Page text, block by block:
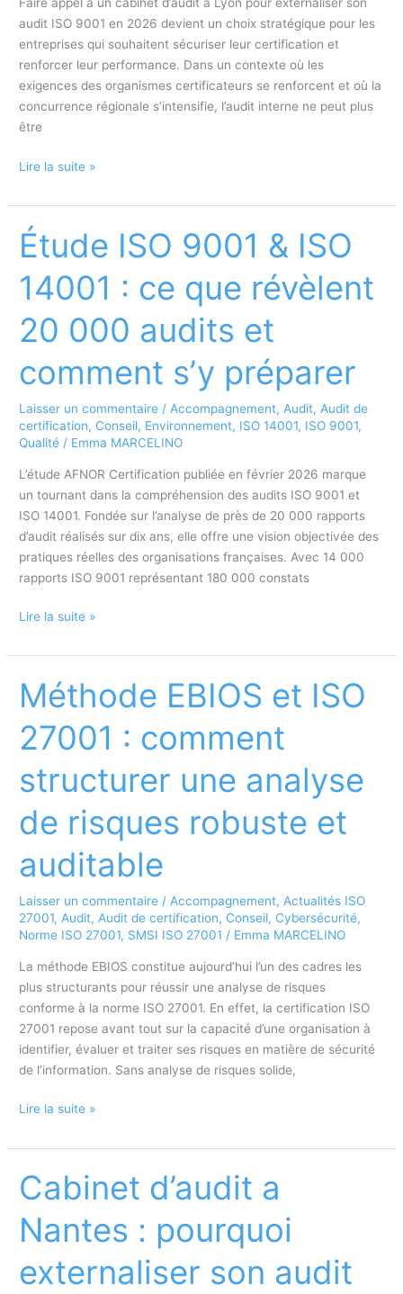
audit ISO 9001 en 2026 devient un choix stratégique pour les
entreprises qui souhaitent sécuriser leur certification et
renforcer leur performance. Dans un contexte où les
exigences des organismes certificateurs se renforcent et où la
concurrence régionale s’intensifie, l’audit interne ne peut plus
être
Cabinet
à
Lyon
externaliser
audit
9001
2026
?
Lire la suite »
Étude ISO 9001 & ISO
14001 : ce que révèlent
20 000 audits et
comment s’y préparer
Laisser un commentaire / Accompagnement, Audit, Audit de
certification, Conseil, Environnement, ISO 14001, ISO 9001,
Qualité / Emma MARCELINO
L’étude AFNOR Certification publiée en février 2026 marque
un tournant dans la compréhension des audits ISO 9001 et
ISO 14001. Fondée sur l’analyse de près de 20 000 rapports
d’audit réalisés sur dix ans, elle offre une vision objectivée des
pratiques réelles des organisations françaises. Avec 14 000
rapports ISO 9001 représentant 180 000 constats
Étude
9001
ISO
que
20
audits
comment
s’y
Lire la suite »
Méthode EBIOS et ISO
27001 : comment
structurer une analyse
de risques robuste et
auditable
Laisser un commentaire /Accompagnement,Actualités ISO
27001,Audit,Audit de certification, Conseil, Cybersécurité,
Norme ISO 27001, SMSI ISO 27001 / Emma MARCELINO
La méthode EBIOS constitue aujourd’hui l’un des cadres les
plus structurants pour réussir une analyse de risques
conforme à la norme ISO 27001. En effet, la certification ISO
27001 repose avant tout sur la capacité d’une organisation à
identifier, évaluer et traiter ses risques en matière de sécurité
de l’information. Sans analyse de risques solide,
Méthode
et
27001
comment
une
Lire la suite »
Cabinet d’audit a
Nantes : pourquoi
externaliser son audit